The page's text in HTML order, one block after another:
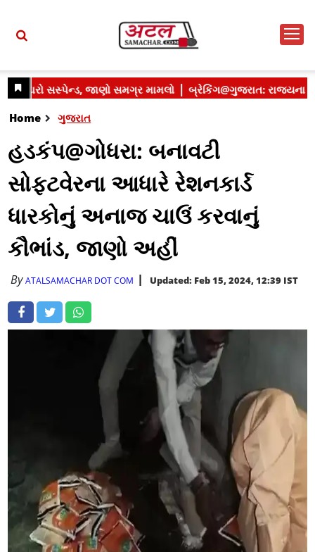
Home ગુજરાત
હડકંપ@ગોધરા: બનાવટી
સોફ્ટવેરના આધારે રેશનકાર્ડ
ધારકોનું અનાજ ચાઉં કરવાનું
કૌભાંડ, જાણો અહીં
ByATALSAMACHAR DOT COM Updated: Feb 15, 2024, 12:39 IST